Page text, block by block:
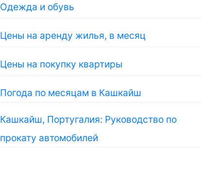
Одежда и обувь
Цены на аренду жилья, в месяц
Цены на покупку квартиры
Погода по месяцам в Кашкайш
Кашкайш, Португалия: Руководство по
прокату автомобилей